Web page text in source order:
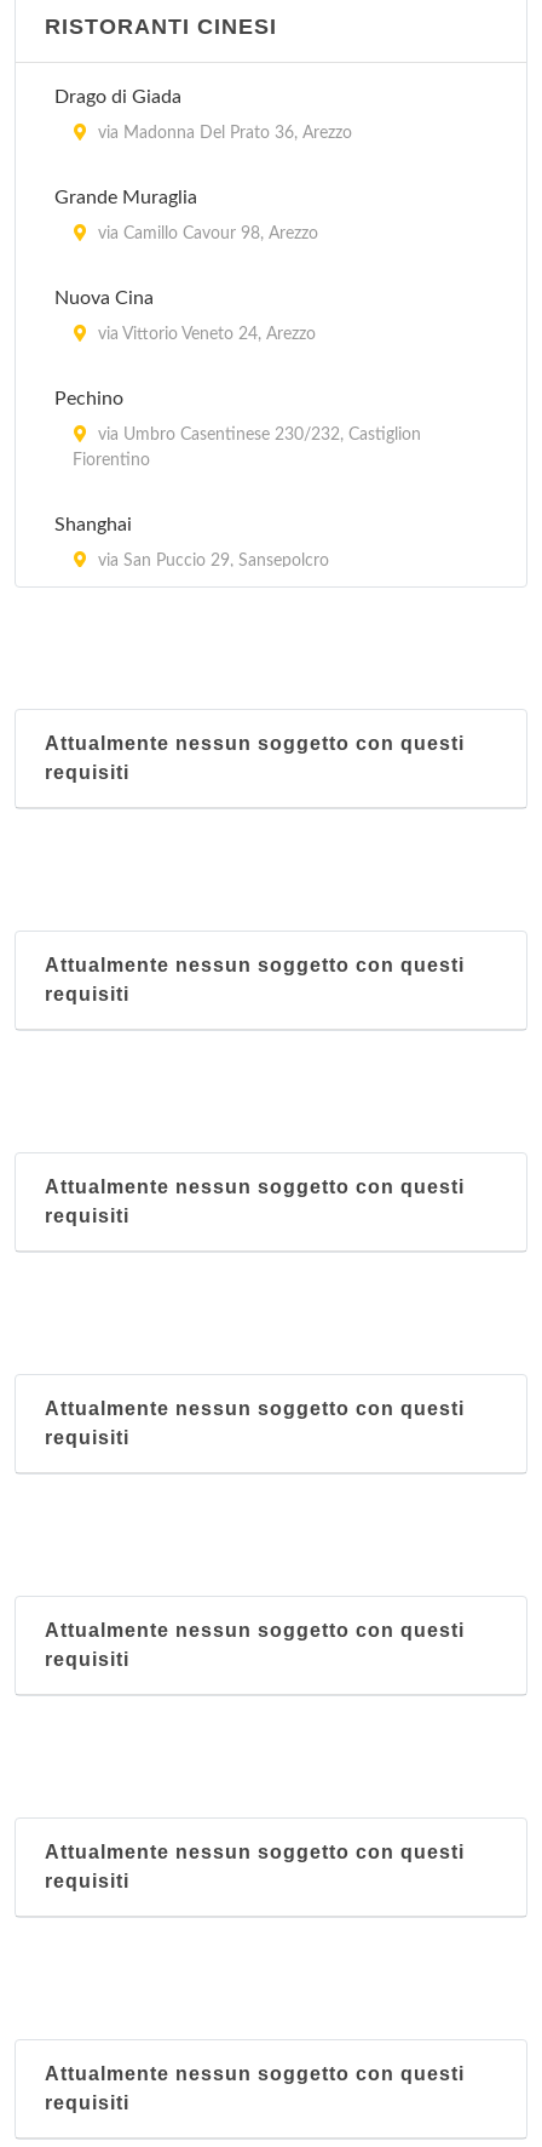
RISTORANTI CINESI
Drago di Giada
via Madonna Del Prato 36, Arezzo
Grande Muraglia
via Camillo Cavour 98, Arezzo
Nuova Cina
via Vittorio Veneto 24, Arezzo
Pechino
via Umbro Casentinese 230/232, Castiglion
Fiorentino
Shanghai
via San Puccio 29, Sansepolcro
Attualmente nessun soggetto con questi
requisiti
Attualmente nessun soggetto con questi
requisiti
Attualmente nessun soggetto con questi
requisiti
Attualmente nessun soggetto con questi
requisiti
Attualmente nessun soggetto con questi
requisiti
Attualmente nessun soggetto con questi
requisiti
Attualmente nessun soggetto con questi
requisiti